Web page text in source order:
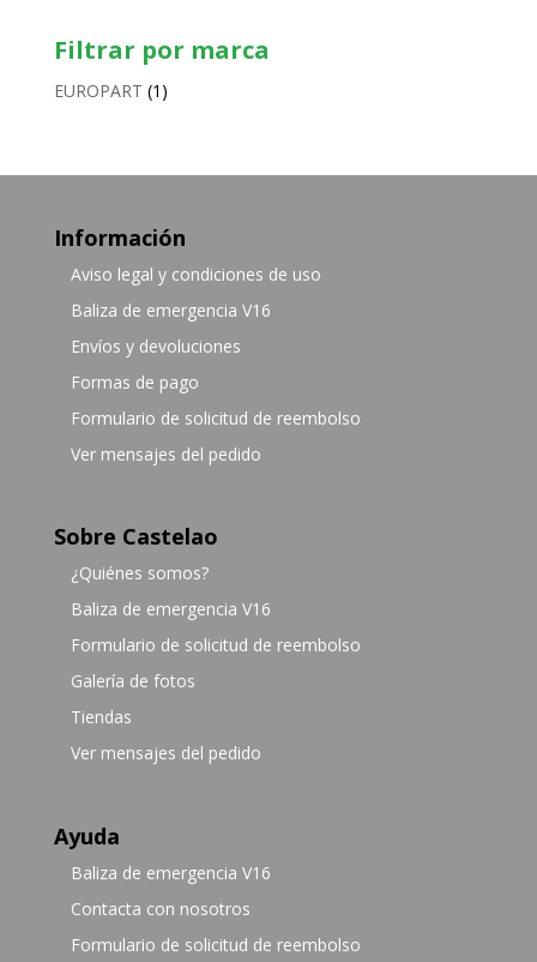
Filtrar por marca
EUROPART (1)
Información
Aviso legal y condiciones de uso
Baliza de emergencia V16
Envíos y devoluciones
Formas de pago
Formulario de solicitud de reembolso
Ver mensajes del pedido
Sobre Castelao
¿Quiénes somos?
Baliza de emergencia V16
Formulario de solicitud de reembolso
Galería de fotos
Tiendas
Ver mensajes del pedido
Ayuda
Baliza de emergencia V16
Contacta con nosotros
Formulario de solicitud de reembolso